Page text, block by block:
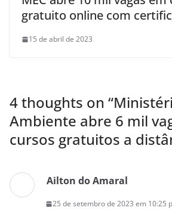
gratuito online com
15 de abril de 2023
4 thoughts on “
Ambiente abre 6 mil
cursos gratuitos a
Ailton do Amaral
25 de setembro de 2023 em 10:25